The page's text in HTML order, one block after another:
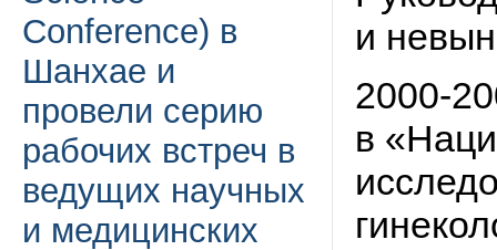
Conference) в
Шанхае и
провели серию
рабочих встреч в
ведущих научных
и медицинских
и
2000-
в